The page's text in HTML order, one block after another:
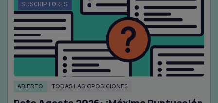
SUSCRIPTORES
ABIERTO TODAS LAS OPOSICIONES